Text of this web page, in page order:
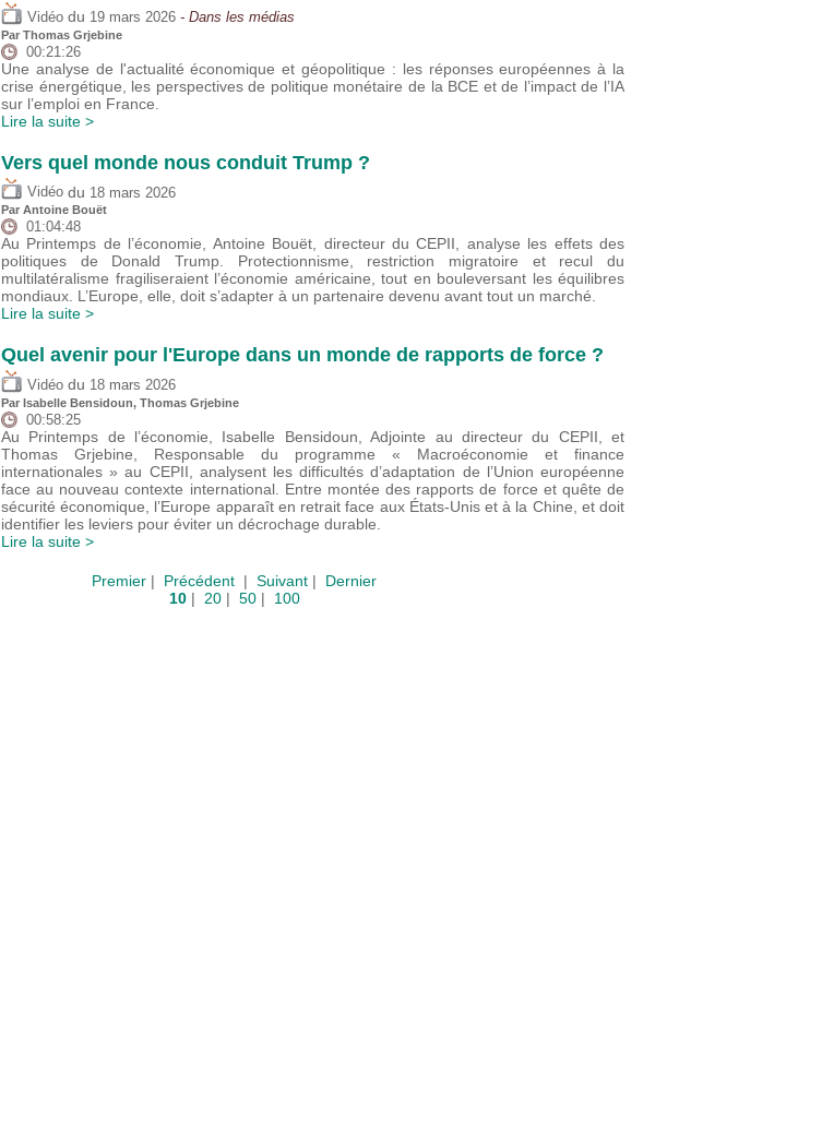
Vidéo du 19 mars 2026 - Dans les médias
Par Thomas Grjebine
00:21:26
Une analyse de l'actualité économique et géopolitique : les réponses européennes à la
crise énergétique, les perspectives de politique monétaire de la BCE et de l’impact de l’IA
sur l’emploi en France.
Lire la suite >
Vers quel monde nous conduit Trump ?
Vidéo du 18 mars 2026
Par Antoine Bouët
01:04:48
Au Printemps de l’économie, Antoine Bouët, directeur du CEPII, analyse les effets des
politiques de Donald Trump. Protectionnisme, restriction migratoire et recul du
multilatéralisme fragiliseraient l’économie américaine, tout en bouleversant les équilibres
mondiaux. L’Europe, elle, doit s’adapter à un partenaire devenu avant tout un marché.
Lire la suite >
Quel avenir pour l'Europe dans un monde de rapports de force ?
Vidéo du 18 mars 2026
Par Isabelle Bensidoun, Thomas Grjebine
00:58:25
Au Printemps de l’économie, Isabelle Bensidoun, Adjointe au directeur du CEPII, et
Thomas Grjebine, Responsable du programme « Macroéconomie et finance
internationales » au CEPII, analysent les difficultés d’adaptation de l’Union européenne
face au nouveau contexte international. Entre montée des rapports de force et quête de
sécurité économique, l’Europe apparaît en retrait face aux États-Unis et à la Chine, et doit
identifier les leviers pour éviter un décrochage durable.
Lire la suite >
Premier | Précédent | Suivant | Dernier
10| 20| 50| 100